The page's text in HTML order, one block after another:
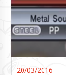
20/03/2016